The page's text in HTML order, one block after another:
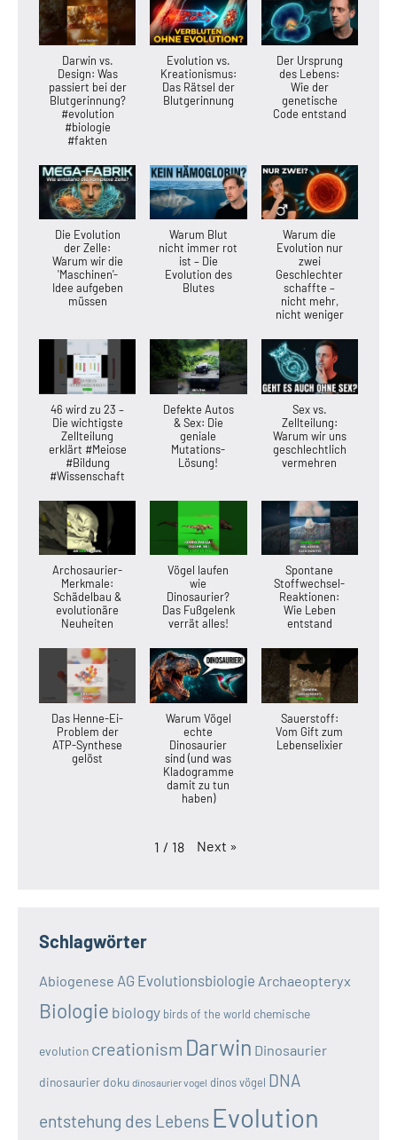
Darwin vs.
Design: Was
passiert bei der
Blutgerinnung?
#evolution
#biologie
#fakten
Evolution vs.
Kreationismus:
Das Rätsel der
Blutgerinnung
Der Ursprung
des Lebens:
Wie der
genetische
Code entstand
Die Evolution
der Zelle:
Warum wir die
'Maschinen'-
Idee aufgeben
müssen
Warum Blut
nicht immer rot
ist – Die
Evolution des
Blutes
Warum die
Evolution nur
zwei
Geschlechter
schaffte –
nicht mehr,
nicht weniger
46 wird zu 23 –
Die wichtigste
Zellteilung
erklärt #Meiose
#Bildung
#Wissenschaft
Defekte Autos
& Sex: Die
geniale
Mutations-
Lösung!
Sex vs.
Zellteilung:
Warum wir uns
geschlechtlich
vermehren
Archosaurier-
Merkmale:
Schädelbau &
evolutionäre
Neuheiten
Vögel laufen
wie
Dinosaurier?
Das Fußgelenk
verrät alles!
Spontane
Stoffwechsel-
Reaktionen:
Wie Leben
entstand
Das Henne-Ei-
Problem der
ATP-Synthese
gelöst
Warum Vögel
echte
Dinosaurier
sind (und was
Kladogramme
damit zu tun
haben)
Sauerstoff:
Vom Gift zum
Lebenselixier
1 / 18 Next »
Schlagwörter
Abiogenese AG Evolutionsbiologie Archaeopteryx
Biologie biology birds of the world chemische
evolution creationism Darwin Dinosaurier
dinosaurier doku dinosaurier vogel dinos vögel DNA
entstehung des Lebens Evolution